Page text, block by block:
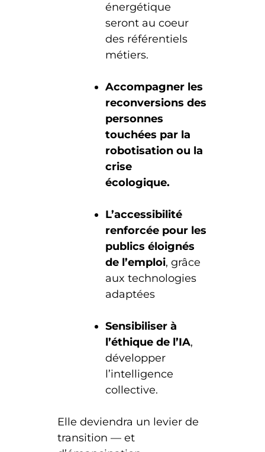
énergétique
seront au coeur
des référentiels
métiers.
Accompagner les
reconversions des
personnes
touchées par la
robotisation ou la
crise
écologique.
L’accessibilité
renforcée pour les
publics éloignés
de l’emploi, grâce
aux technologies
adaptées
Sensibiliser à
l’éthique de l’IA,
développer
l’intelligence
collective.
Elle deviendra un levier de
transition — et